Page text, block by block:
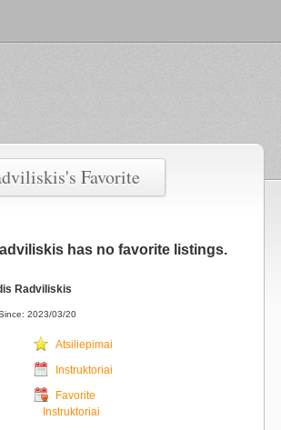
Favorite
has no favorite listings.
Radviliskis
2023/03/20
Atsiliepimai
Instruktoriai
Favorite
Instruktoriai